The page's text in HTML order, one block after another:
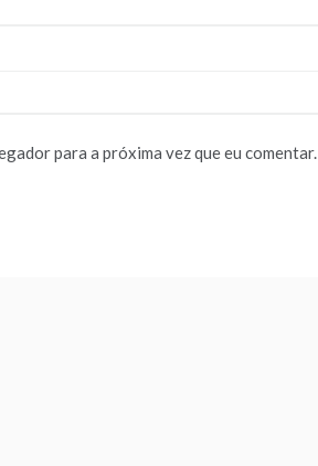
para a próxima vez que eu comentar.